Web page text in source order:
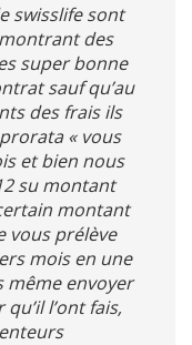
swisslife sont
des
super bonne
sauf qu’au
des frais ils
« vous
et bien nous
su montant
montant
vous prélève
mois en une
même envoyer
l’ont fais,